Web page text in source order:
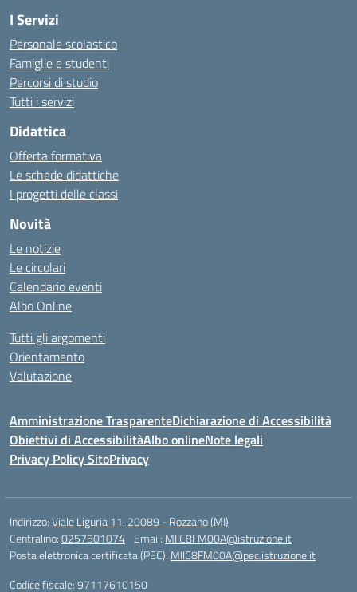
I Servizi
Personale scolastico
Famiglie e studenti
Percorsi di studio
Tutti i servizi
Didattica
Offerta formativa
Le schede didattiche
I progetti delle classi
Novità
Le notizie
Le circolari
Calendario eventi
Albo Online
Tutti gli argomenti
Orientamento
Valutazione
Amministrazione TrasparenteDichiarazione di Accessibilità
Obiettivi di AccessibilitàAlbo onlineNote legali
Privacy Policy SitoPrivacy
Indirizzo:Viale Liguria 11, 20089 - Rozzano (MI)
Centralino:0257501074 Email: MIIC8FM00A@istruzione.it
Posta elettronica certificata (PEC): MIIC8FM00A@pec.istruzione.it
Codice fiscale: 97117610150